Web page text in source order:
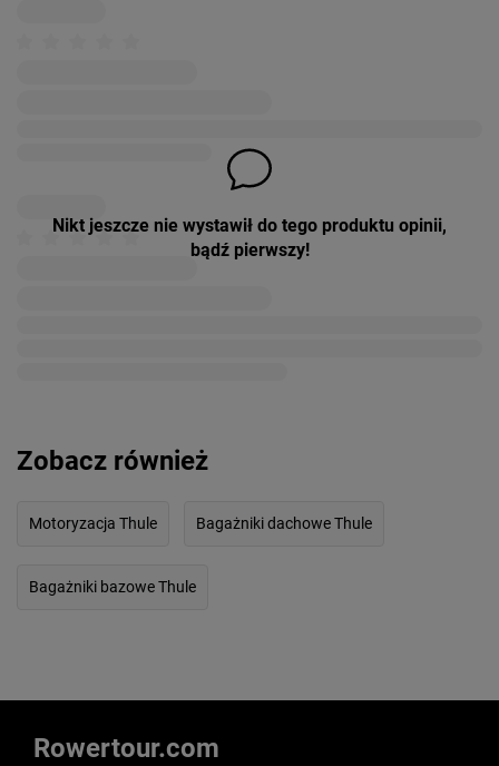
Nikt jeszcze nie wystawił do tego produktu opinii,
bądź pierwszy!
Zobacz również
Motoryzacja Thule Bagażniki dachowe Thule
Bagażniki bazowe Thule
Rowertour.com